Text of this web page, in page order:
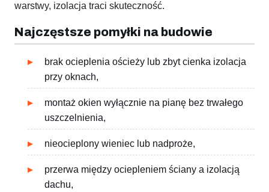
warstwy, izolacja traci skuteczność.
Najczęstsze pomyłki na budowie
brak ocieplenia ościeży lub zbyt cienka izolacja
przy oknach,
montaż okien wyłącznie na pianę bez trwałego
uszczelnienia,
nieocieplony wieniec lub nadproże,
przerwa między ociepleniem ściany a izolacją
dachu,